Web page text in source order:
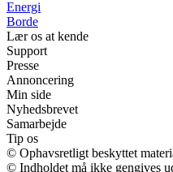
Energi
Borde
Lær os at kende
Support
Presse
Annoncering
Min side
Nyhedsbrevet
Samarbejde
Tip os
© Ophavsretligt beskyttet
© Indholdet må ikke gengives